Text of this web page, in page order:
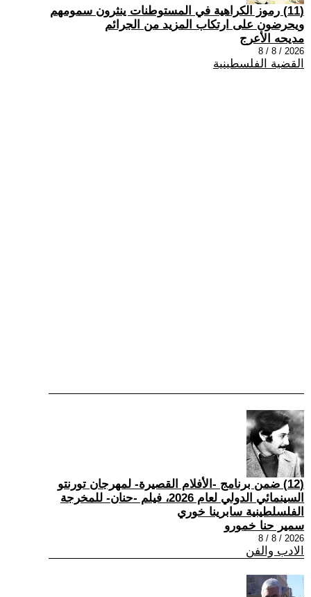
(11) رموز الكراهية في المستوطنات ينثرون سمومهم
ويحرضون على ارتكاب المزيد من الجرائم
مديحه الأعرج
2026 / 8 / 8
القضية الفلسطينية
(12) ضمن برنامج -الأفلام القصيرة- لمهرجان تورنتو
السينمائي الدولي لعام 2026، فيلم -حنان- للمخرجة
الفلسلطينية سابرينا خوري
سمير حنا خمورو
2026 / 8 / 8
الادب والفن